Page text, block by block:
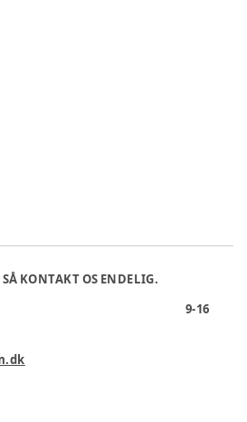
KONTAKT OS ENDELIG.
9-16